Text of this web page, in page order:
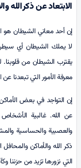
الابتعاد عن ذكر‌الله
إن أحد معاني الشيطان هو
لا يملك الشيطان أي
يقترب الشيطان من
معرفة الأمور التي تبعدنا عن
إن التواجد في بعض
عن الله. غالبية
والعصبية والحساسية
ذكر الله والأماكن
التي نزورها تزيد من حزننا